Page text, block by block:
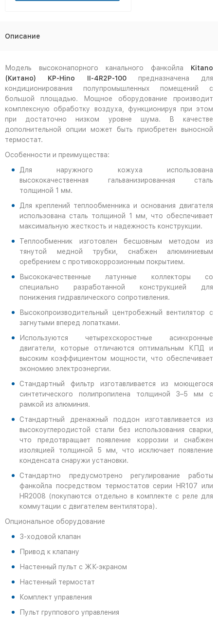
Описание
Модель высоконапорного канального фанкойла Kitano
(Китано) KP-Hino II-4R2P-100предназначена для
кондиционирования полупромышленных помещений с
большой площадью. Мощное оборудование производит
комплексную обработку воздуха, функционируя при этом
при достаточно низком уровне шума. В качестве
дополнительной опции может быть приобретен выносной
термостат.
Особенности и преимущества:
Для наружного кожуха использована
высококачественная гальванизированная сталь
толщиной 1 мм.
Для креплений теплообменника и основания двигателя
использована сталь толщиной 1 мм, что обеспечивает
максимальную жесткость и надежность конструкции.
Теплообменник изготовлен бесшовным методом из
тянутой медной трубки, снабжен алюминиевым
оребрением с противокоррозионным покрытием.
Высококачественные латунные коллекторы со
специально разработанной конструкцией для
понижения гидравлического сопротивления.
Высокопроизводительный центробежный вентилятор с
загнутыми вперед лопатками.
Используются четырехскоростные асинхронные
двигатели, которые отличаются оптимальным КПД и
высоким коэффициентом мощности, что обеспечивает
экономию электроэнергии.
Стандартный фильтр изготавливается из моющегося
синтетического полипропилена толщиной 3–5 мм с
рамкой из алюминия.
Стандартный дренажный поддон изготавливается из
высокоуглеродистой стали без использования сварки,
что предотвращает появление коррозии и снабжен
изоляцией толщиной 5 мм, что исключает появление
конденсата снаружи установки.
Стандартно предусмотрено регулирование работы
фанкойла посредством термостатов серии HR107 или
HR2008 (покупаются отдельно в комплекте с реле для
коммутации с двигателем вентилятора).
Опциональное оборудование
3-ходовой клапан
Привод к клапану
Настенный пульт с ЖК-экраном
Настенный термостат
Комплект управления
Пульт группового управления